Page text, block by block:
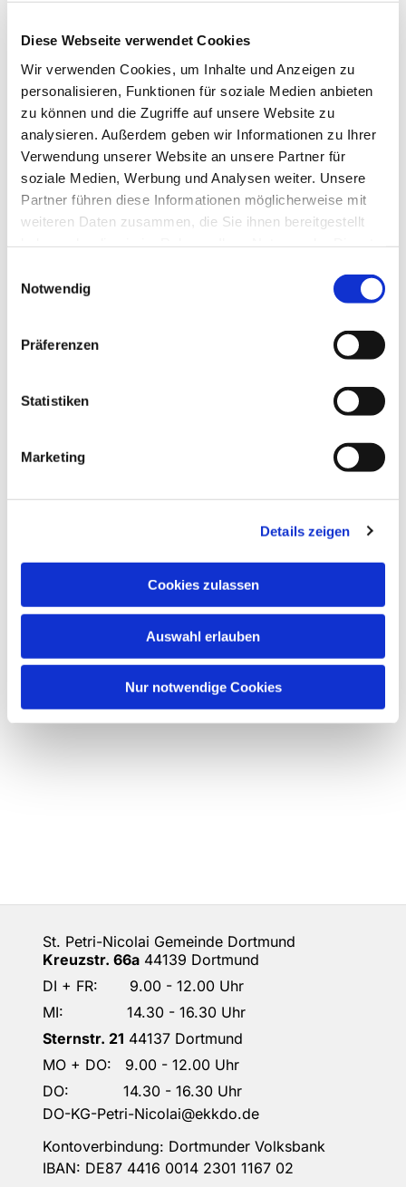
Diese Webseite verwendet Cookies
Wir verwenden Cookies, um Inhalte und Anzeigen zu
personalisieren, Funktionen für soziale Medien anbieten
zu können und die Zugriffe auf unsere Website zu
analysieren. Außerdem geben wir Informationen zu Ihrer
Verwendung unserer Website an unsere Partner für
soziale Medien, Werbung und Analysen weiter. Unsere
Partner führen diese Informationen möglicherweise mit
weiteren Daten zusammen, die Sie ihnen bereitgestellt
Notwendig
Präferenzen
Statistiken
Marketing
Details zeigen
Cookies zulassen
Auswahl erlauben
Nur notwendige Cookies
St. Petri-Nicolai Gemeinde Dortmund
Kreuzstr. 66a 44139 Dortmund
DI + FR: 9.00 - 12.00 Uhr
MI: 14.30 - 16.30 Uhr
Sternstr. 21 44137 Dortmund
MO + DO: 9.00 - 12.00 Uhr
DO: 14.30 - 16.30 Uhr
DO-KG-Petri-Nicolai@ekkdo.de
Kontoverbindung: Dortmunder Volksbank
IBAN: DE87 4416 0014 2301 1167 02